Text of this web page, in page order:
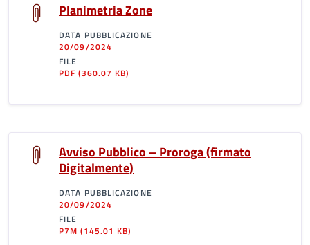
Planimetria Zone
DATA PUBBLICAZIONE
20/09/2024
FILE
PDF(360.07 KB)
Avviso Pubblico – Proroga (firmato
Digitalmente)
DATA PUBBLICAZIONE
20/09/2024
FILE
P7M(145.01 KB)